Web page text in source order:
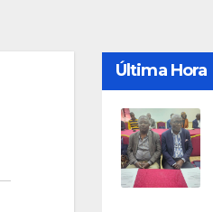
Última Hora